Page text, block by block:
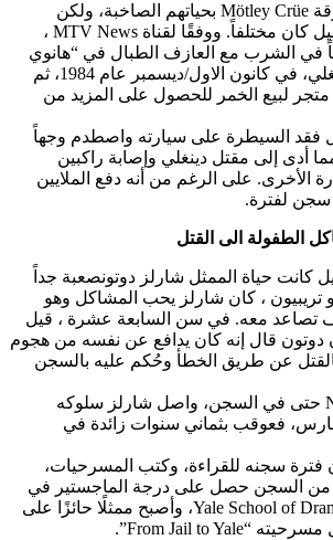
عُرف جميع أعضاء فرقة Mötley Crüe بحياتهم الصاخبة، ولكن
ماضي المغني فينس نيل كان مختلفاً. ووفقًا لقناة MTV News ،
في الشرب مع العازف الطبال في “هانوي
روكس”، نيكولاس دينغلي، في كانون الاول/ديسمبر عام 1984، ثم
لبيع الخمر للحصول على المزيد من
فقد السيطرة على سيارته واصطدم وجهاً
أدى إلى مقتل دينغلي وإصابة راكبين
الأخرى. على الرغم من أنه دفع الملايين
سجن لفترة.
الطفولة الى القتل
كانت حياة الممثل شارلز دوتونصعبة جداً
تريبيون ، كان شارلز يحب المشاكل وهو
تصاعد معه. في سن السابعة عشرة ، قيل
دوتون قال إنه كان يدافع عن نفسه من هجوم
عن طريق الخطأ وحُكم عليه بالسجن
وحسب مصادر لـ NPR حتى في السجن، واصل شارلز سلوكه
فعوقب بثماني سنوات زائدة في
فترة سجنه للقراءة، وكتب المسرحيات،
من السجن حصل على درجة الماجستير في
التمثيل من مدرسة Yale School of Drama، وأصبح ممثلًا حائزًا على